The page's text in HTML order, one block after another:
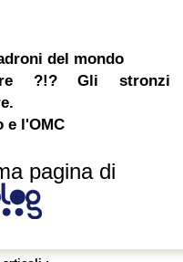
del mondo
?!? Gli stronzi
e l'OMC
pagina di